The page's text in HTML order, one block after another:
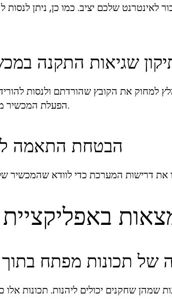
לאינטרנט שלכם יציב. כמו כן, ניתן
שגיאות התקנה
את הקובץ שהורדתם ולנסות
הפעלת המכשיר מחדש עשויה גם לעזור.
הבטחת התאמה
של תכונות מפתח